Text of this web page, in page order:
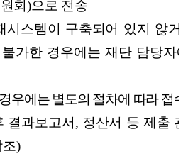
회)으로 전송
시스템이 구축되어 있지 않거
가한 경우에는 재단 담당자
우에는 별도의 절차에 따라 접수
결과보고서, 정산서 등 제출 관
조)